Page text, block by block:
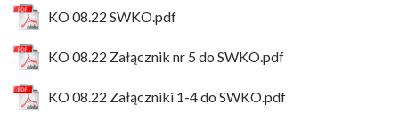
KO 08.22 SWKO.pdf
KO 08.22 Załącznik nr 5 do SWKO.pdf
KO 08.22 Załączniki 1-4 do SWKO.pdf